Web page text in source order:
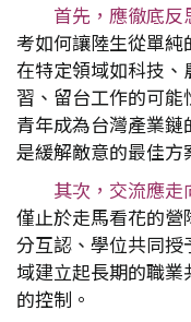
首先，應徹底反
考如何讓陸生從單純
在特定領域如科技
習、留台工作的可
青年成為台灣產業
是緩解敵意的最佳方
其次，交流應走
僅止於走馬看花的
分互認、學位共同
域建立起長期的職
的控制。